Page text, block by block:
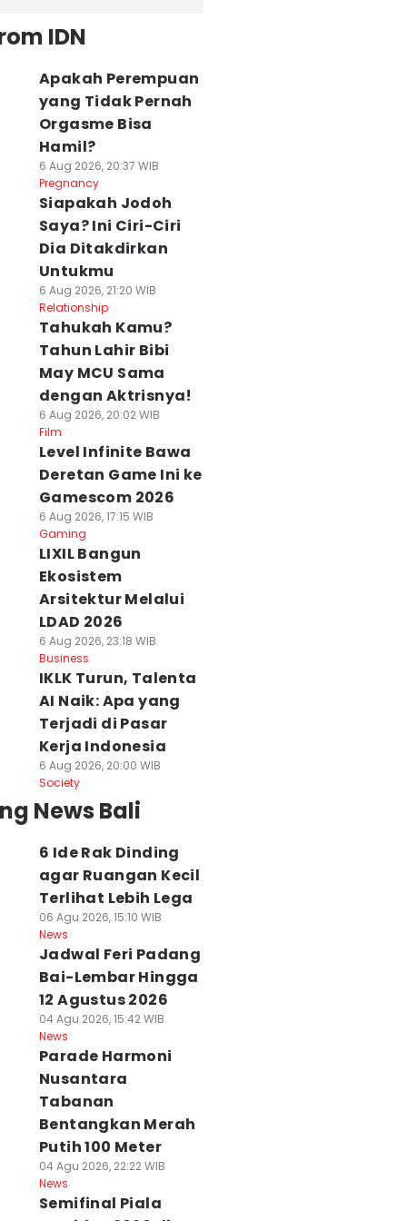
Ide Rak Dinding
Ruangan
Terlihat
Lega
Agu 2026, 15:10 WIB
Harga Pangan Bali
Rawit Rp46.590 Per
Kg
06 Agu 2026, 13:06 WIB
IDN
Apakah Perempuan
yang Tidak Pernah
Orgasme Bisa
Hamil?
6 Aug 2026, 20:37 WIB
Pregnancy
Siapakah Jodoh
Saya? Ini Ciri-Ciri
Dia Ditakdirkan
Untukmu
6 Aug 2026, 21:20 WIB
Relationship
Tahukah Kamu?
Tahun Lahir Bibi
May MCU Sama
dengan Aktrisnya!
6 Aug 2026, 20:02 WIB
Film
Level Infinite Bawa
Deretan Game Ini ke
Gamescom 2026
6 Aug 2026, 17:15 WIB
Gaming
LIXIL Bangun
Ekosistem
Arsitektur Melalui
LDAD 2026
6 Aug 2026, 23:18 WIB
Business
IKLK Turun, Talenta
AI Naik: Apa yang
Terjadi di Pasar
Kerja Indonesia
6 Aug 2026, 20:00 WIB
Society
News Bali
6 Ide Rak Dinding
agar Ruangan Kecil
Terlihat Lebih Lega
06 Agu 2026, 15:10 WIB
News
Jadwal Feri Padang
Bai-Lembar Hingga
12 Agustus 2026
04 Agu 2026, 15:42 WIB
News
Parade Harmoni
Nusantara
Tabanan
Bentangkan Merah
Putih 100 Meter
04 Agu 2026, 22:22 WIB
News
Semifinal Piala